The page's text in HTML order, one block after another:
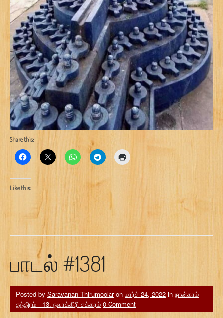
Share this:
Like this:
பாடல் #1381
Posted by Saravanan Thirumoolaron மார்ச் 24, 2022 in நான்காம்
தந்திரம் - 13. நவாக்கிரி சக்கரம் 0 Comment